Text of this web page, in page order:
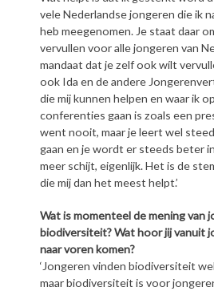
vele Nederlandse jongeren die ik
heb meegenomen. Je staat daar
vervullen voor alle jongeren van
mandaat dat je zelf ook wílt
ook Ida en de andere
die mij kunnen helpen en waar ik
conferenties gaan is zoals een
went nooit, maar je leert wel
gaan en je wordt er steeds beter
meer schijt, eigenlijk. Het is de
die mij dan het meest helpt.’
Wat is momenteel de mening van
biodiversiteit? Wat hoor jij vanuit
naar voren komen?
‘Jongeren vinden biodiversiteit
maar biodiversiteit is voor